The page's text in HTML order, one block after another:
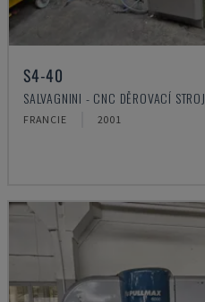
S4-40
SALVAGNINI - CNC DĚROVACÍ STROJ
FRANCIE 2001